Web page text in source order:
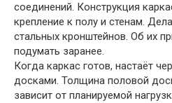
соединений. Конструкция
крепление к полу и стенам.
стальных кронштейнов. Об их
подумать заранее.
Когда каркас готов, настаёт
досками. Толщина половой
зависит от планируемой